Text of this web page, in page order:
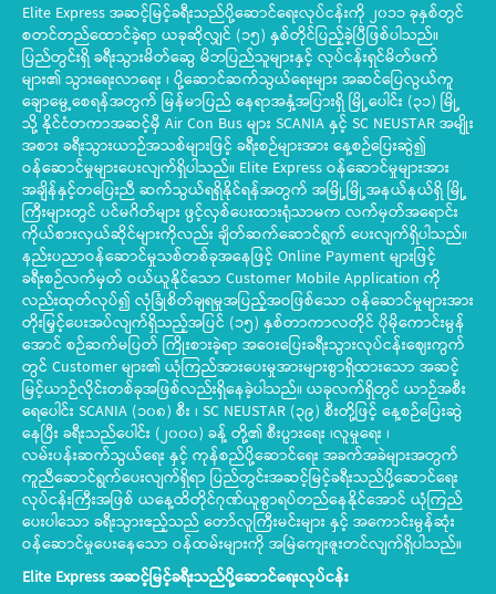
Elite Express အဆင့်မြင့်ခရီးသည်ပို့ဆောင်ရေးလုပ်ငန်းကို ၂၀၁၁ ခုနှစ်တွင်
စတင်တည်ထောင်ခဲ့ရာ ယခုဆိုလျှင် (၁၅) နှစ်တိုင်ပြည့်ခဲ့ပြီဖြစ်ပါသည်။
ပြည်တွင်းရှိ ခရီးသွားမိတ်ဆွေ မိဘပြည်သူများနှင့် လုပ်ငန်းရှင်မိတ်ဖက်
များ၏ သွားရေးလာရေး ၊ ပို့ဆောင်ဆက်သွယ်ရေးများ အဆင်ပြေလွယ်ကူ
ချောမွေ့စေရန်အတွက် မြန်မာပြည် နေရာအနှံ့အပြားရှိ မြို့ပေါင်း (၃၁) မြို့
သို့ နိုင်ငံတကာအဆင့်မှီ Air Con Bus များ SCANIA နှင့် SC NEUSTAR အမျိုး
အစား ခရီးသွားယာဉ်အသစ်များဖြင့် ခရီးစဉ်များအား နေ့စဉ်ပြေးဆွဲ၍
ဝန်ဆောင်မှုများပေးလျက်ရှိပါသည်။ Elite Express ဝန်ဆောင်မှုများအား
အချိန်နှင့်တပြေးညီ ဆက်သွယ်ရရှိနိုင်ရန်အတွက် အမြို့မြို့အနယ်နယ်ရှိ မြို့
ကြီးများတွင် ပင်မဂိတ်များ ဖွင့်လှစ်ပေးထားရုံသာမက လက်မှတ်အရောင်း
ကိုယ်စားလှယ်ဆိုင်များကိုလည်း ချိတ်ဆက်ဆောင်ရွက် ပေးလျက်ရှိပါသည်။
နည်းပညာဝန်ဆောင်မှုသစ်တစ်ခုအနေဖြင့် Online Payment များဖြင့်
ခရီးစဉ်လက်မှတ် ဝယ်ယူနိုင်သော Customer Mobile Application ကို
လည်းထုတ်လုပ်၍ လုံခြုံစိတ်ချရမှုအပြည့်အဝဖြစ်သော ဝန်ဆောင်မှုများအား
တိုးမြှင့်ပေးအပ်လျက်ရှိသည့်အပြင် (၁၅) နှစ်တာကာလတိုင် ပိုမိုကောင်းမွန်
အောင် စဉ်ဆက်မပြတ် ကြိုးစားခဲ့ရာ အဝေးပြေးခရီးသွားလုပ်ငန်းဈေးကွက်
တွင် Customer များ၏ ယုံကြည်အားပေးမှုအားများစွာရှိထားသော အဆင့်
မြင့်ယာဉ်လိုင်းတစ်ခုအဖြစ်လည်းရှိနေခဲ့ပါသည်။ ယခုလက်ရှိတွင် ယာဉ်အစီး
ရေပေါင်း SCANIA (၁၀၈) စီး ၊ SC NEUSTAR (၃၉) စီးတို့ဖြင့် နေ့စဉ်ပြေးဆွဲ
နေပြီး ခရီးသည်ပေါင်း (၂၀၀၀) ခန့် တို့၏ စီးပွားရေး ၊လူမှုရေး ၊
လမ်းပန်းဆက်သွယ်ရေး နှင့် ကုန်စည်ပို့ဆောင်ရေး အခက်အခဲများအတွက်
ကူညီဆောင်ရွက်ပေးလျက်ရှိရာ ပြည်တွင်းအဆင့်မြင့်ခရီးသည်ပို့ဆောင်ရေး
လုပ်ငန်းကြီးအဖြစ် ယနေ့ထိတိုင်ဂုဏ်ယူစွာရပ်တည်နေနိုင်အောင် ယုံကြည်
ပေးပါသော ခရီးသွားဧည့်သည် တော်လူကြီးမင်းများ နှင့် အကောင်းမွန်ဆုံး
ဝန်ဆောင်မှုပေးနေသော ဝန်ထမ်းများကို အမြဲကျေးဇူးတင်လျက်ရှိပါသည်။
Elite Expressအဆင့်မြင့်ခရီးသည်ပို့ဆောင်ရေးလုပ်ငန်း